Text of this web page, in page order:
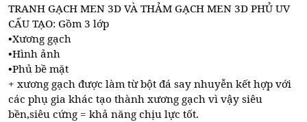
TRANH GẠCH MEN 3D VÀ THẢM GẠCH MEN 3D PHỦ UV
CẤU TẠO: Gồm 3 lớp
•Xương gạch
•Hình ảnh
•Phủ bề mặt
+ xương gạch được làm từ bột đá say nhuyễn kết hợp với
các phụ gia khác tạo thành xương gạch vì vậy siêu
bền,siêu cứng = khả năng chịu lực tốt.